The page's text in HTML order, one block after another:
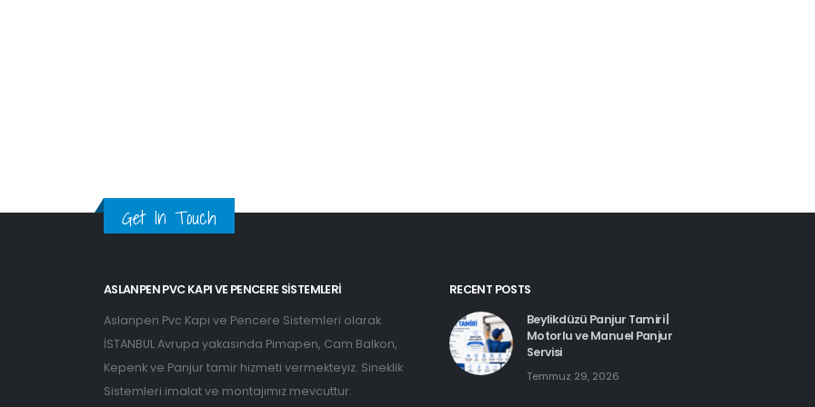
Get In Touch
ASLANPEN PVC KAPI VE PENCERE SISTEMLERI
Aslanpen Pvc Kapı ve Pencere Sistemleri olarak
İSTANBUL Avrupa yakasında Pimapen, Cam Balkon,
Kepenk ve Panjur tamir hizmeti vermekteyiz. Sineklik
Sistemleri imalat ve montajımız mevcuttur.
RECENT POSTS
Beylikdüzü Panjur Tamiri |
Motorlu ve Manuel Panjur
Servisi
Temmuz 29, 2026